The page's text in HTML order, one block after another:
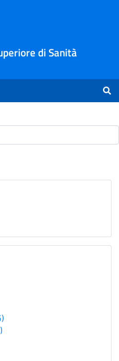
di Sanità
Ricerca -